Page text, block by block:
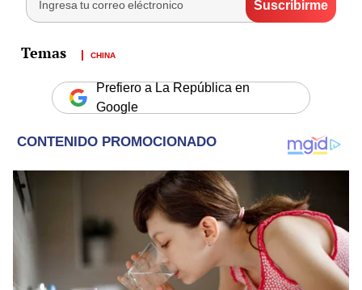
CHINA
Prefiero a La República en
Google